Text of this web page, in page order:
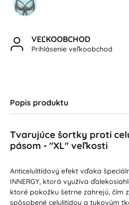
VEĽKOOBCHOD
Prihlásenie veľkoobchod
Popis produktu
Tvarujúce šortky proti
pásom - "XL" veľkosti
Anticelulitídový efekt vďaka
INNERGY, ktorá využíva
ktoré pokožku šetrne zahrejú, čím
spôsobené celulitídou a tukovým